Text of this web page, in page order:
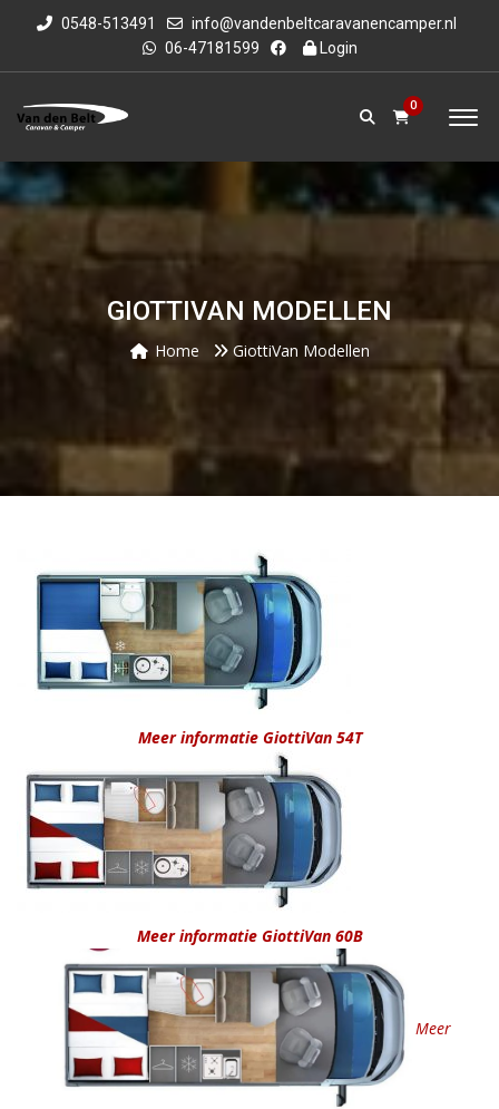
0548-513491
info@vandenbeltcaravanencamper.nl
06-47181599
Login
0
GIOTTIVAN MODELLEN
Home GiottiVan Modellen
Meer informatie GiottiVan 54T
Meer informatie GiottiVan 60B
Meer